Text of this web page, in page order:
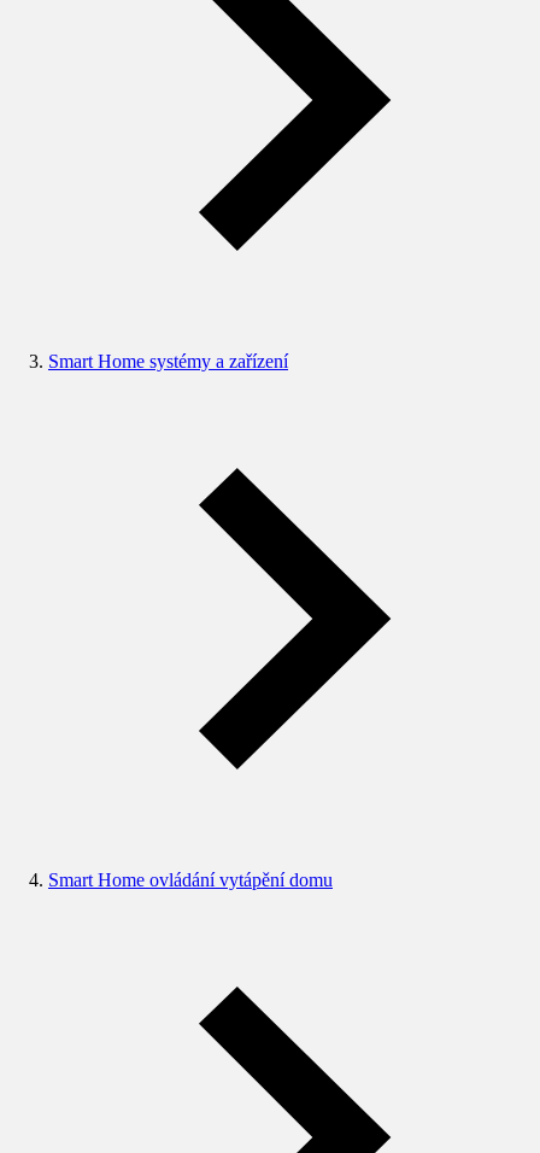
Smart Home systémy a zařízení
Smart Home ovládání vytápění domu